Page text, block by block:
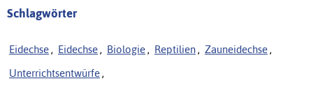
Schlagwörter
Eidechse , Eidechse , Biologie , Reptilien , Zauneidechse ,
Unterrichtsentwürfe ,